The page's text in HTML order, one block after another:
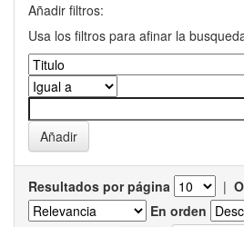
Añadir filtros:
Usa los filtros para afinar la
Resultados por página |
En orden